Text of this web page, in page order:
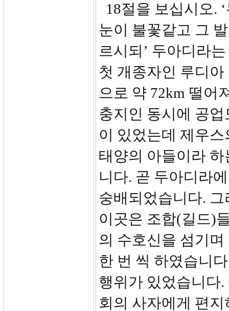
18절을 보십시오.
눈이 불꽃같고 그
르시되’ 두아디라
첫 개종자인 루디
으로 약 72km 떨어
충지인 동시에 공
이 있었는데 제우
태양의 아들이라
니다. 곧 두아디라
숭배되었습니다.
이곳은 조합(길드)
의 수호신을 섬기
한 번 씩 하였습니
행위가 있었습니다
회의 사자에게 편